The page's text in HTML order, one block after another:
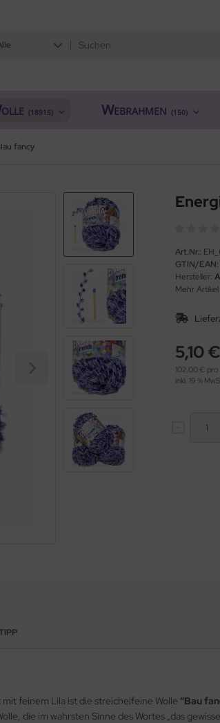
(18915) Webrahmen (150)
fancy
Art.Nr.:
GTIN/EAN:
Hersteller:
Mehr
5,10 €
102,00 € pro
inkl. 19 %
feinem Lila ist die streichelfeine Wolle “Bau
die im wahrsten Sinne des Wortes „das